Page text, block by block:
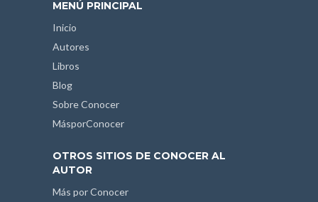
MENÚ PRINCIPAL
Inicio
Autores
Libros
Blog
Sobre Conocer
MásporConocer
OTROS SITIOS DE CONOCER AL
AUTOR
Más por Conocer